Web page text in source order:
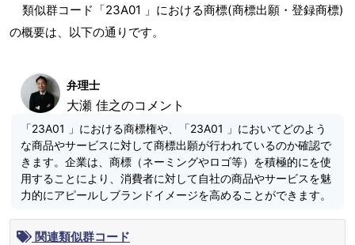
類似群コード「23A01 」における商標(商標出願・登録商標)
の概要は、以下の通りです。
弁理士
大瀬 佳之のコメント
「23A01 」における商標権や、「23A01 」においてどのよう
な商品やサービスに対して商標出願が行われているのか確認で
きます。企業は、商標（ネーミングやロゴ等）を積極的にを使
用することにより、消費者に対して自社の商品やサービスを魅
力的にアピールしブランドイメージを高めることができます。
関連類似群コード